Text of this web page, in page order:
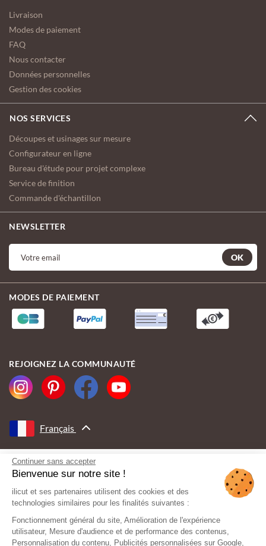
Continuer sans accepter
Bienvenue sur notre site !
ilicut et ses partenaires utilisent des cookies et des
technologies similaires pour les finalités suivantes :
Fonctionnement général du site, Amélioration de l'expérience
utilisateur, Mesure d'audience et de performance des contenus,
Personnalisation du contenu, Publicités personnalisées sur Google,
Livraison
Modes de paiement
FAQ
Nous contacter
Données personnelles
Gestion des cookies
NOS SERVICES
Découpes et usinages sur mesure
Configurateur en ligne
Bureau d'étude pour projet complexe
Service de finition
Commande d'échantillon
NEWSLETTER
OK
MODES DE PAIEMENT
REJOIGNEZ LA COMMUNAUTÉ
Français
AVEC LE SOUTIEN DE